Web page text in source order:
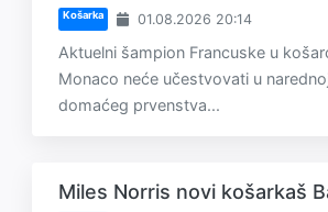
Košarka 01.08.2026 20:14
Aktuelni šampion Francuske u
Monaco neće učestvovati u
domaćeg prvenstva...
Miles Norris novi košarkaš